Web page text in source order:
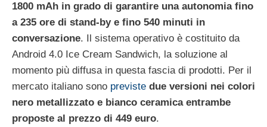
1800 mAh in grado di garantire una autonomia fino
a 235 ore di stand-by e fino 540 minuti in
conversazione. Il sistema operativo è costituito da
Android 4.0 Ice Cream Sandwich, la soluzione al
momento più diffusa in questa fascia di prodotti. Per il
mercato italiano sono previste due versioni nei colori
nero metallizzato e bianco ceramica entrambe
proposte al prezzo di 449 euro.